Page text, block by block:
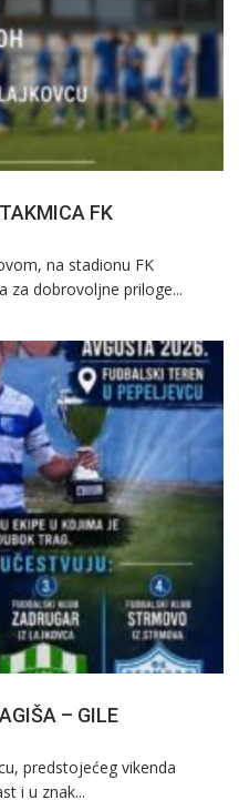
FK
na stadionu FK
za dobrovoljne priloge...
– GILE
predstojećeg vikenda
i u znak...